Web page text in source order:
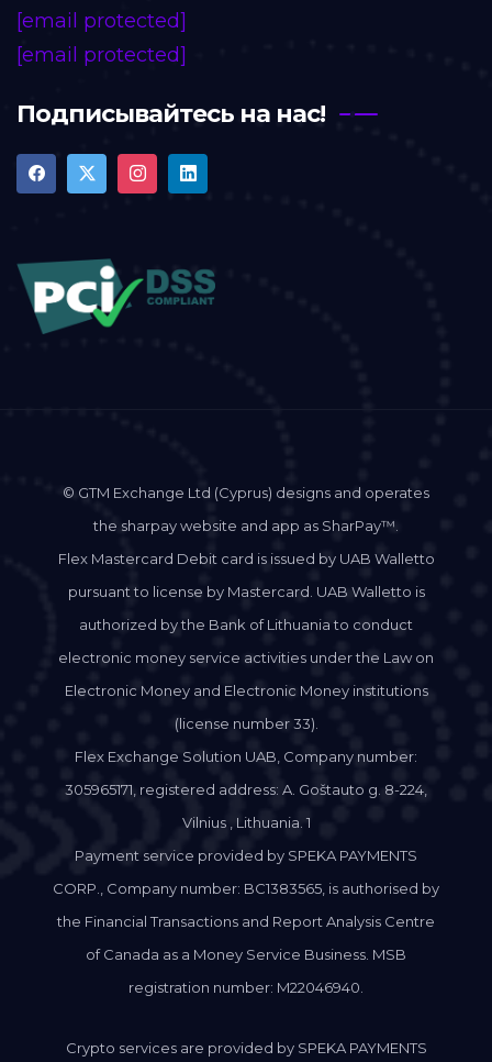
[email protected]
[email protected]
Подписывайтесь на нас!
© GTM Exchange Ltd (Cyprus) designs and operates
the sharpay website and app as SharPay™.
Flex Mastercard Debit card is issued by UAB Walletto
pursuant to license by Mastercard. UAB Walletto is
authorized by the Bank of Lithuania to conduct
electronic money service activities under the Law on
Electronic Money and Electronic Money institutions
(license number 33).
Flex Exchange Solution UAB, Company number:
305965171, registered address: A. Goštauto g. 8-224,
Vilnius , Lithuania. 1
Payment service provided by SPEKA PAYMENTS
CORP., Company number: BC1383565, is authorised by
the Financial Transactions and Report Analysis Centre
of Canada as a Money Service Business. MSB
registration number: M22046940.
Crypto services are provided by SPEKA PAYMENTS